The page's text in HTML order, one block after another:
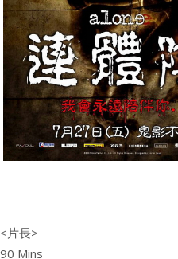
<片長>
90 Mins